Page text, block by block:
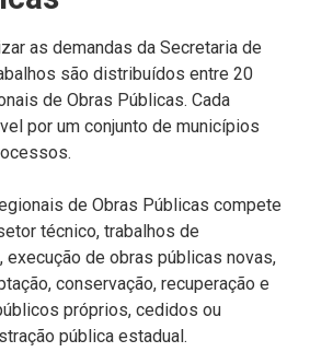
as demandas da Secretaria de
são distribuídos entre 20
de Obras Públicas. Cada
por um conjunto de municípios
de Obras Públicas compete
técnico, trabalhos de
de obras públicas novas,
conservação, recuperação e
próprios, cedidos ou
pública estadual.